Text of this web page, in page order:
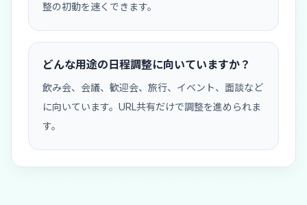
整の初動を速くできます。
どんな用途の日程調整に向いていますか？
飲み会、会議、歓迎会、旅行、イベント、面談など
に向いています。URL共有だけで調整を進められま
す。